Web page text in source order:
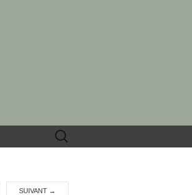
Rechercher :
SUIVANT →